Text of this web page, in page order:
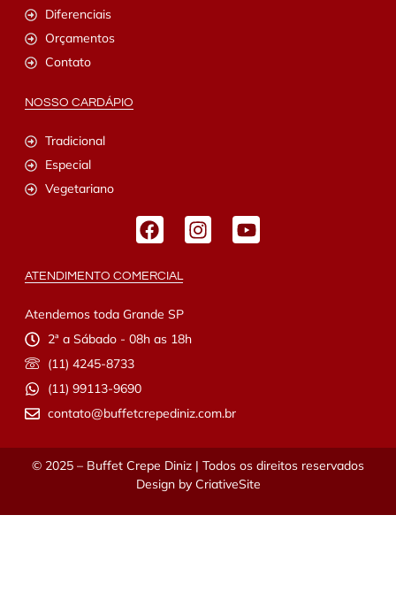
Diferenciais
Orçamentos
Contato
NOSSO CARDÁPIO
Tradicional
Especial
Vegetariano
ATENDIMENTO COMERCIAL
Atendemos toda Grande SP
2ª a Sábado - 08h as 18h
(11) 4245-8733
(11) 99113-9690
contato@buffetcrepediniz.com.br
© 2025 – Buffet Crepe Diniz | Todos os direitos reservados
Design by CriativeSite